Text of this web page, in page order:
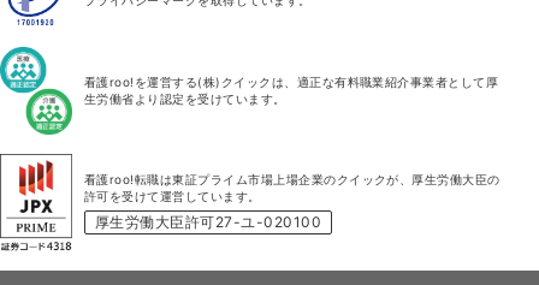
看護roo!を運営する(株)クイックは、適正な有料職業紹介事業者として厚
生労働省より認定を受けています。
看護roo!転職は東証プライム市場上場企業のクイックが、厚生労働大臣の
許可を受けて運営しています。
厚生労働大臣許可27-ユ-020100